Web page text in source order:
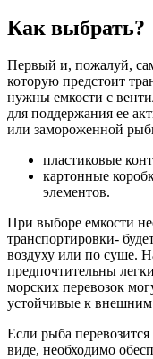
Как выбрать?
Первый и, пожалуй,
которую предстоит
нужны емкости с
для поддержания ее
или замороженной
пластиковые
картонные
элементов.
При выборе емкости
транспортировки-
воздуху или по суше.
предпочтительны
морских перевозок
устойчивые к внешним
Если рыба
виде, необходимо